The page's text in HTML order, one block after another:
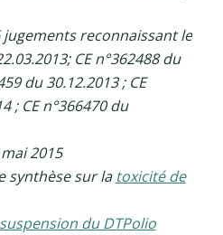
jugements reconnaissant le
CE n°362488 du
du 30.12.2013 ; CE
; CE n°366470 du
2015
synthèse sur la toxicité de
du DTPolio